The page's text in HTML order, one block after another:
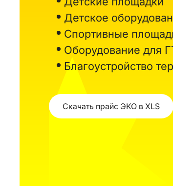
Детское
Спортивные
Оборудование для
Благоустройство
Скачать прайс ЭКО в XLS